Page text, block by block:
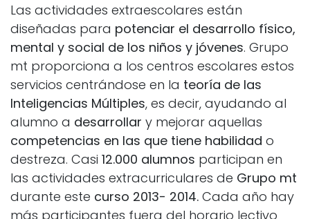
Las actividades extraescolares están
diseñadas para potenciar el desarrollo físico,
mental y social de los niños y jóvenes. Grupo
mt proporciona a los centros escolares estos
servicios centrándose en la teoría de las
Inteligencias Múltiples, es decir, ayudando al
alumno a desarrollar y mejorar aquellas
competencias en las que tiene habilidad o
destreza. Casi 12.000 alumnos participan en
las actividades extracurriculares de Grupo mt
durante este curso 2013- 2014. Cada año hay
más participantes fuera del horario lectivo